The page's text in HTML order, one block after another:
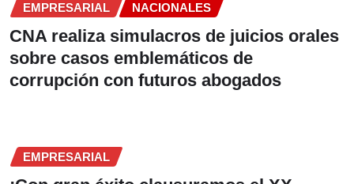
EMPRESARIAL NACIONALES
CNA realiza simulacros de juicios orales
sobre casos emblemáticos de
corrupción con futuros abogados
EMPRESARIAL